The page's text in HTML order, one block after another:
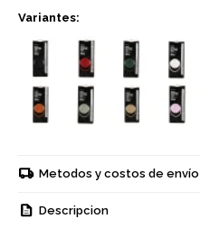
Variantes:
Metodos y costos de envío
Descripcion